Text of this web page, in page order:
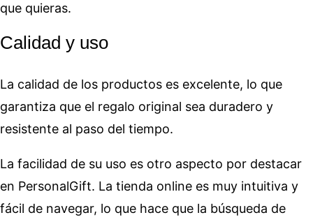
que quieras.
Calidad y uso
La calidad de los productos es excelente, lo que
garantiza que el regalo original sea duradero y
resistente al paso del tiempo.
La facilidad de su uso es otro aspecto por destacar
en PersonalGift. La tienda online es muy intuitiva y
fácil de navegar, lo que hace que la búsqueda de